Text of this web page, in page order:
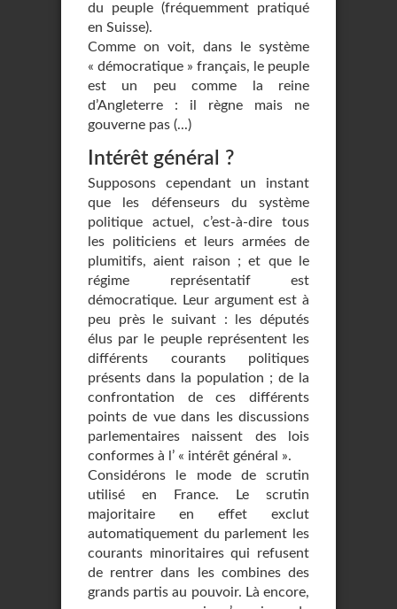
du peuple (fréquemment pratiqué
en Suisse).
Comme on voit, dans le système
« démocratique » français, le peuple
est un peu comme la reine
d’Angleterre : il règne mais ne
gouverne pas (...)
Intérêt général ?
Supposons cependant un instant
que les défenseurs du système
politique actuel, c’est-à-dire tous
les politiciens et leurs armées de
plumitifs, aient raison ; et que le
régime représentatif est
démocratique. Leur argument est à
peu près le suivant : les députés
élus par le peuple représentent les
différents courants politiques
présents dans la population ; de la
confrontation de ces différents
points de vue dans les discussions
parlementaires naissent des lois
conformes à l’ « intérêt général ».
Considérons le mode de scrutin
utilisé en France. Le scrutin
majoritaire en effet exclut
automatiquement du parlement les
courants minoritaires qui refusent
de rentrer dans les combines des
grands partis au pouvoir. Là encore,